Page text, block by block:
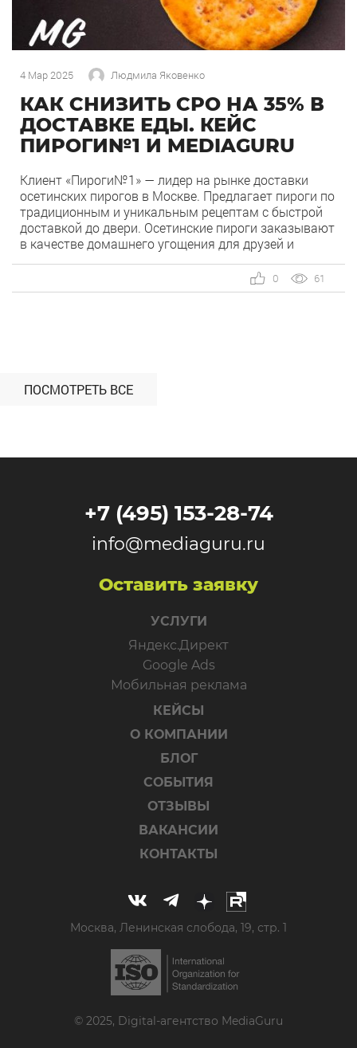
4 Мар 2025 Людмила Яковенко
КАК СНИЗИТЬ СРО НА 35% В
ДОСТАВКЕ ЕДЫ. КЕЙС
ПИРОГИ№1 И MEDIAGURU
Клиент «Пироги№1» — лидер на рынке доставки
осетинских пирогов в Москве. Предлагает пироги по
традиционным и уникальным рецептам с быстрой
доставкой до двери. Осетинские пироги заказывают
в качестве домашнего угощения для друзей и
аудитория — офисные сотрудники, которые
планируют празднование своего дня рождения на
61
0
ПОСМОТРЕТЬ ВСЕ
+7 (495) 153-28-74
info@mediaguru.ru
Оставить заявку
УСЛУГИ
Яндекс.Директ
Google Ads
Мобильная реклама
КЕЙСЫ
О КОМПАНИИ
БЛОГ
СОБЫТИЯ
ОТЗЫВЫ
ВАКАНСИИ
КОНТАКТЫ
Москва, Ленинская слобода, 19, стр. 1
© 2025, Digital-агентство MediaGuru